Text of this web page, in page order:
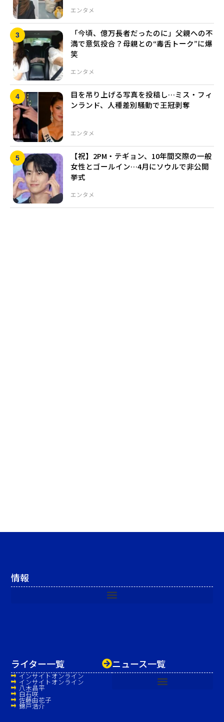
エンタメ
エンタメ
「今頃、億万長者だったのに」父親への不
満で意気投合？母親との“毒舌トーク”に爆
笑
エンタメ
目を吊り上げる写真を投稿し…ミス・フィ
ンランド、人種差別騒動で王冠剥奪
エンタメ
【祝】2PM・テギョン、10年間交際の一般
女性とゴールイン…4月にソウルで非公開
挙式
ニュース一覧
ライター一覧
インサイトオンライン
インサイトオンライン
八木昌平
白石咲
佐藤由花子
錦戸浩介
情報